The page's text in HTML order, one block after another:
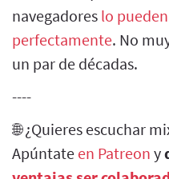
navegadores lo
perfectamente. No
un par de décadas.
----
🌐 ¿Quieres escuchar
Apúntate en Patreon y